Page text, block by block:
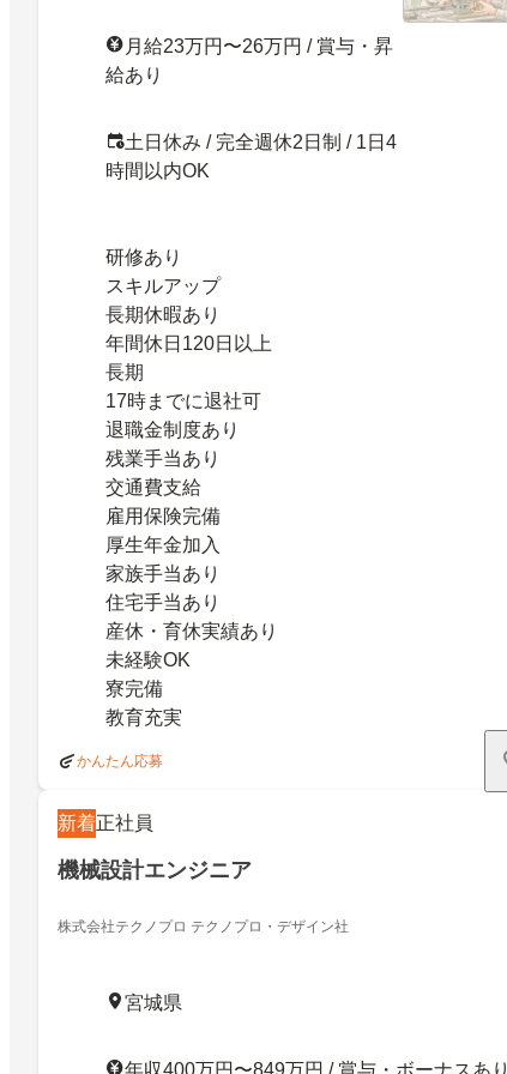
月給23万円〜26万円 / 賞与・昇
給あり
土日休み / 完全週休2日制 / 1日4
時間以内OK
研修あり
スキルアップ
長期休暇あり
年間休日120日以上
長期
17時までに退社可
退職金制度あり
残業手当あり
交通費支給
雇用保険完備
厚生年金加入
家族手当あり
住宅手当あり
産休・育休実績あり
未経験OK
寮完備
教育充実
かんたん応募
新着正社員
機械設計エンジニア
株式会社テクノプロ テクノプロ・デザイン社
宮城県